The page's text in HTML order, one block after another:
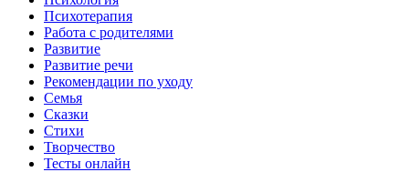
Психотерапия
Работа с родителями
Развитие
Развитие речи
Рекомендации по уходу
Семья
Сказки
Стихи
Творчество
Тесты онлайн